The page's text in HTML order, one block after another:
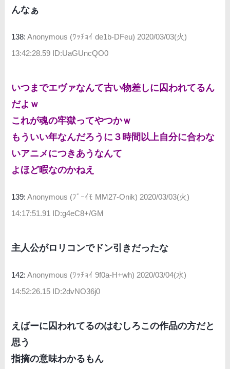
んなぁ
138:Anonymous (ﾜｯﾁｮｲ de1b-DFeu) 2020/03/03(火)
13:42:28.59 ID:UaGUncQO0
いつまでエヴァなんて古い物差しに囚われてるん
だよｗ
これが魂の牢獄ってやつかｗ
もういい年なんだろうに３時間以上自分に合わな
いアニメにつきあうなんて
よほど暇なのかねえ
139:Anonymous (ﾌﾞｰｲﾓ MM27-Onik) 2020/03/03(火)
14:17:51.91 ID:g4eC8+/GM
主人公がロリコンでドン引きだったな
142:Anonymous (ﾜｯﾁｮｲ 9f0a-H+wh) 2020/03/04(水)
14:52:26.15 ID:2dvNO36j0
えばーに囚われてるのはむしろこの作品の方だと
思う
指摘の意味わかるもん